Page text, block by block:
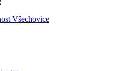
Všechovice